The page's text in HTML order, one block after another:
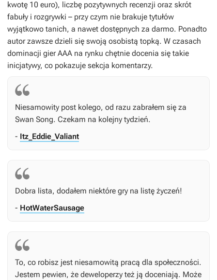
kwotę 10 euro), liczbę pozytywnych recenzji oraz skrót
fabuły i rozgrywki – przy czym nie brakuje tytułów
wyjątkowo tanich, a nawet dostępnych za darmo. Ponadto
autor zawsze dzieli się swoją osobistą topką. W czasach
dominacji gier AAA na rynku chętnie docenia się takie
inicjatywy, co pokazuje sekcja komentarzy.
Niesamowity post kolego, od razu zabrałem się za
Swan Song. Czekam na kolejny tydzień.
- Itz_Eddie_Valiant
Dobra lista, dodałem niektóre gry na listę życzeń!
- HotWaterSausage
To, co robisz jest niesamowitą pracą dla społeczności.
Jestem pewien, że deweloperzy też ją doceniają. Może